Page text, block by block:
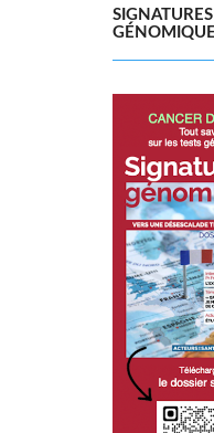
SIGNATURES